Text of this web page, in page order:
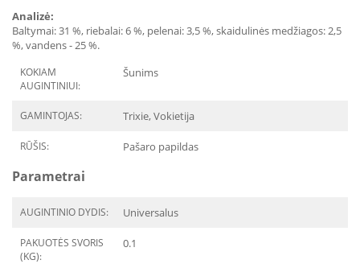
Analizė:
Baltymai: 31 %, riebalai: 6 %, pelenai: 3,5 %, skaidulinės medžiagos: 2,5
%, vandens - 25 %.
KOKIAM
AUGINTINIUI:
Šunims
GAMINTOJAS: Trixie, Vokietija
RŪŠIS: Pašaro papildas
Parametrai
AUGINTINIO DYDIS: Universalus
PAKUOTĖS SVORIS
(KG):
0.1